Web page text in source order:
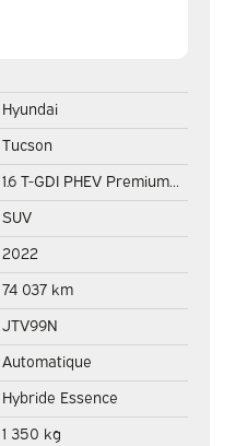
Hyundai
Tucson
1.6 T-GDI PHEV Premium
4WD/ LED/ Adapt. Cruise/
Sièges/ Volant/ Carplay/
Climat/ Navi/ Caméra
SUV
2022
74 037 km
JTV99N
Automatique
Hybride Essence
1 350 kg